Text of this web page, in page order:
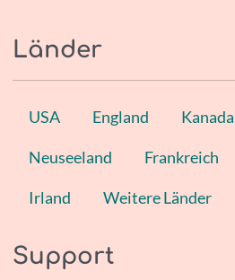
Länder
USA England Kanada
Neuseeland Frankreich
Irland Weitere Länder
Support